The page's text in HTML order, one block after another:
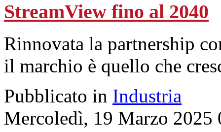
StreamView fino al 2040
Rinnovata la partnership
il marchio è quello che
Pubblicato in Industria
Mercoledì, 19 Marzo 2025